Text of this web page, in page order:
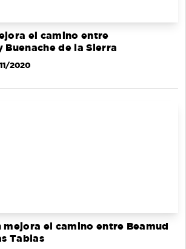
el camino entre
Buenache de la Sierra
2020
mejora el camino entre Beamud
Tablas